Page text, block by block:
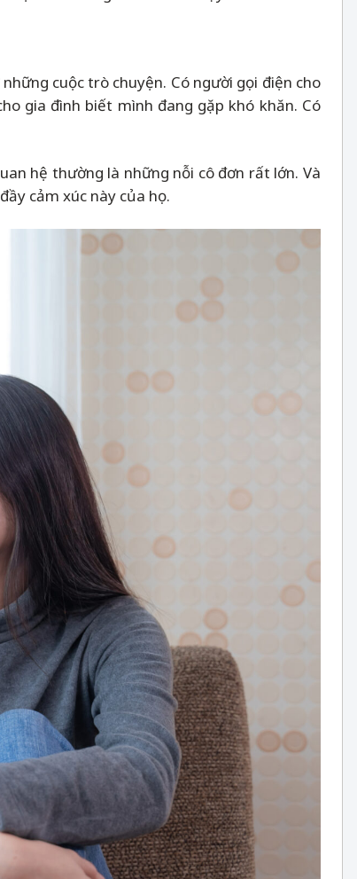
cuộc trò chuyện. Có người gọi điện cho
gia đình biết mình đang gặp khó khăn. Có
hệ thường là những nỗi cô đơn rất lớn. Và
cảm xúc này của họ.